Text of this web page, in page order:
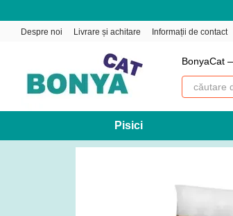
Despre noi Livrare și achitare Informații de contact
BonyaCat
Pisici